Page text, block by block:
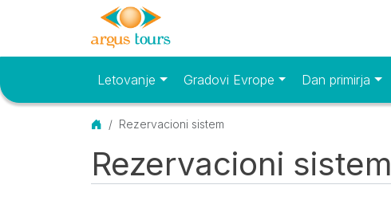
Osnovni meniLetovanje Gradovi Evrope Dan primirja
Početna
Rezervacioni sistem
Rezervacioni sistem